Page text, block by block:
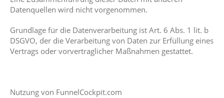
Datenquellen wird nicht vorgenommen.
Grundlage für die Datenverarbeitung ist Art. 6 Abs. 1 lit. b
DSGVO, der die Verarbeitung von Daten zur Erfüllung eines
Vertrags oder vorvertraglicher Maßnahmen gestattet.
Nutzung von FunnelCockpit.com